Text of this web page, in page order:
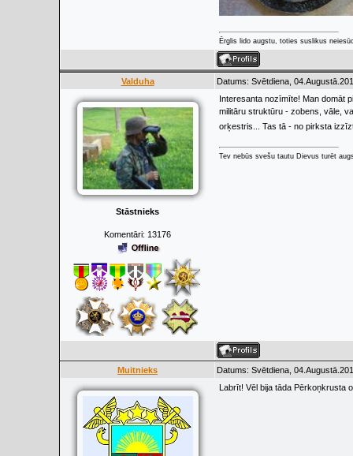
Ērglis lido augstu, toties suslikus
Valduha Datums: Svētdiena,
Stāstnieks
Komentāri: 13176
Interesanta nozīmīte! Man domāt
militāru struktūru - zobens, vāle,
orķestris... Tas tā - no pirksta
Tev nebūs svešu tautu Dievus turēt
Muitnieks Datums: Svētdiena,
Labrīt! Vēl bija tāda Pērkoņkrusta